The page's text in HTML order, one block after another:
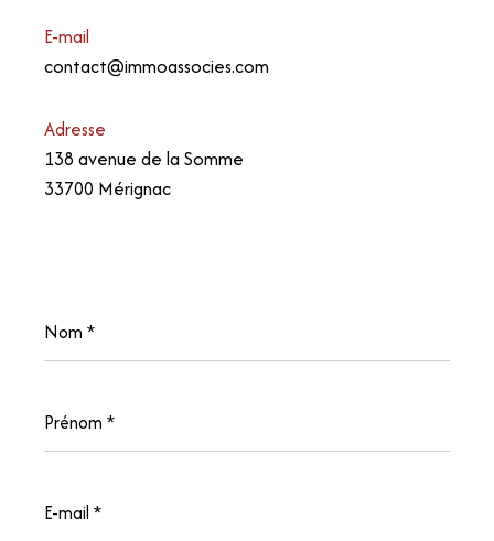
E-mail
contact@immoassocies.com
Adresse
138 avenue de la Somme
33700 Mérignac
*
*
mail
*